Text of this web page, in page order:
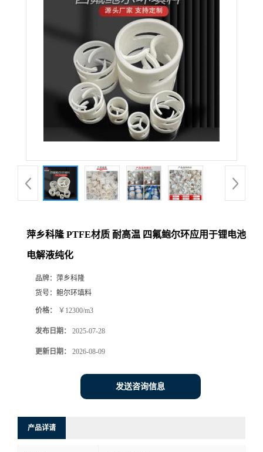
产
品
厅
萍乡科隆 PTFE材质 耐高温 四氟鲍尔环应用于锂电池
电解液纯化
品牌： 萍乡科隆
货号： 鲍尔环填料
价格： ￥12300/m3
发布日期： 2025-07-28
更新日期： 2026-08-09
发送咨询信息
产品详请